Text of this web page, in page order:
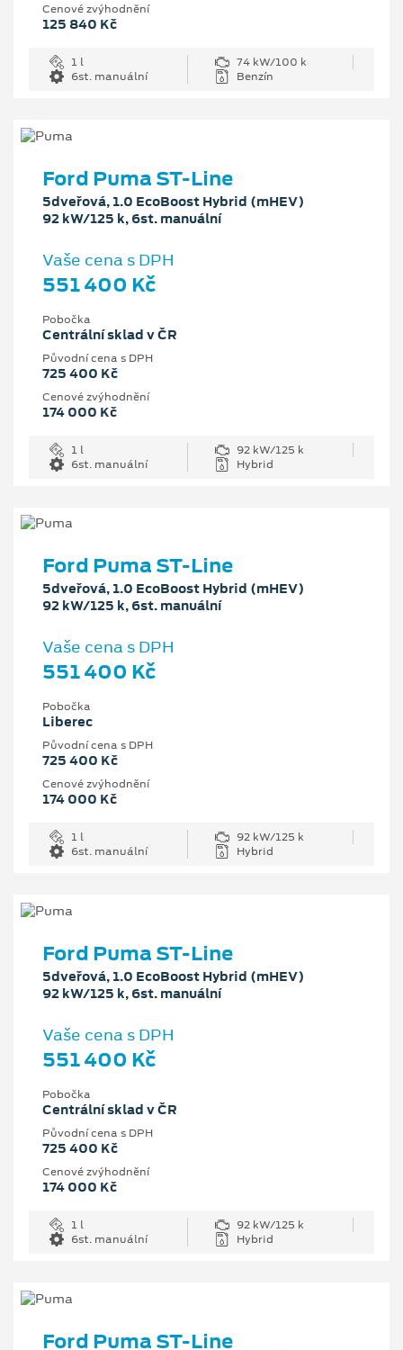
Cenové zvýhodnění
125 840 Kč
1 l
74 kW/100 k
6st. manuální
Benzín
Ford Puma ST-Line
5dveřová, 1.0 EcoBoost Hybrid (mHEV)
92 kW/125 k, 6st. manuální
Vaše cena s DPH
551 400 Kč
Pobočka
Centrální sklad v ČR
Původní cena s DPH
725 400 Kč
Cenové zvýhodnění
174 000 Kč
1 l
92 kW/125 k
6st. manuální
Hybrid
Ford Puma ST-Line
5dveřová, 1.0 EcoBoost Hybrid (mHEV)
92 kW/125 k, 6st. manuální
Vaše cena s DPH
551 400 Kč
Pobočka
Liberec
Původní cena s DPH
725 400 Kč
Cenové zvýhodnění
174 000 Kč
1 l
92 kW/125 k
6st. manuální
Hybrid
Ford Puma ST-Line
5dveřová, 1.0 EcoBoost Hybrid (mHEV)
92 kW/125 k, 6st. manuální
Vaše cena s DPH
551 400 Kč
Pobočka
Centrální sklad v ČR
Původní cena s DPH
725 400 Kč
Cenové zvýhodnění
174 000 Kč
1 l
92 kW/125 k
6st. manuální
Hybrid
Ford Puma ST-Line